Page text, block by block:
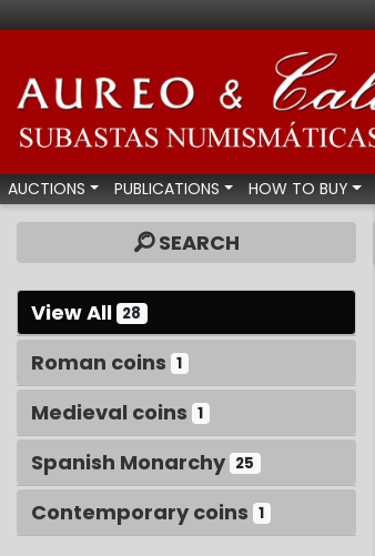
Aureo & Calicó
AUCTIONS PUBLICATIONS HOW TO BUY
SEARCH
View All 28
Roman coins 1
Medieval coins 1
Spanish Monarchy 25
Contemporary coins 1